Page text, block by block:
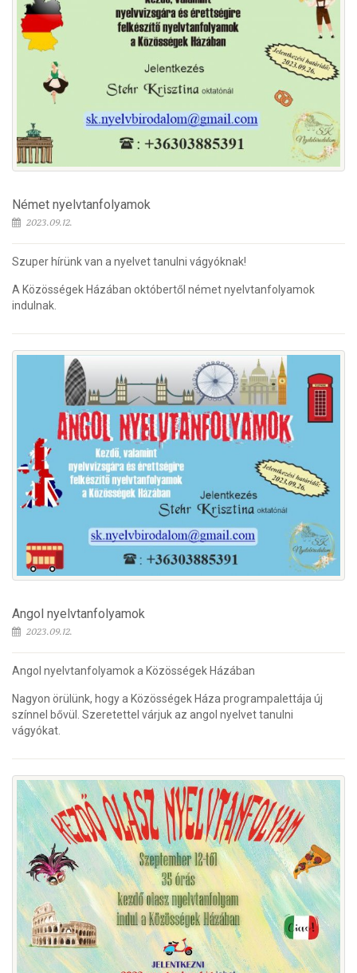
Német nyelvtanfolyamok
2023.09.12.
Szuper hírünk van a nyelvet tanulni vágyóknak!
A Közösségek Házában októbertől német nyelvtanfolyamok
indulnak.
Angol nyelvtanfolyamok
2023.09.12.
Angol nyelvtanfolyamok a Közösségek Házában
Nagyon örülünk, hogy a Közösségek Háza programpalettája új
színnel bővül. Szeretettel várjuk az angol nyelvet tanulni
vágyókat.